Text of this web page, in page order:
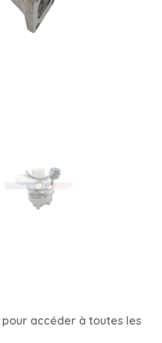
accéder à toutes les